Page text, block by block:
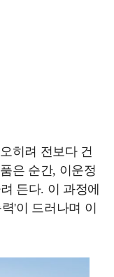
히려 전보다 건
은 순간, 이운정
든다. 이 과정에
'이 드러나며 이